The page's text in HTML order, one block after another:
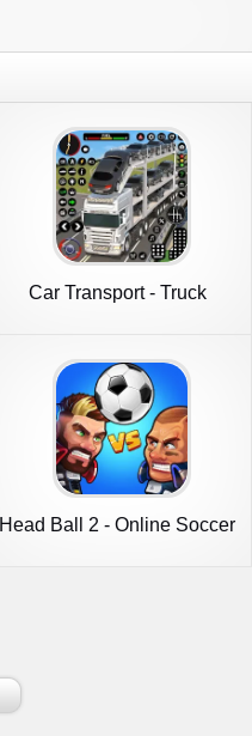
Car Transport - Truck
Head Ball 2 - Online Soccer